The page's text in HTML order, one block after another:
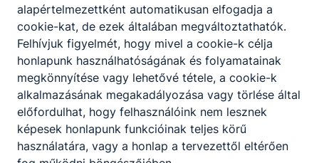
Honvédelmi verseny és szimpózium
2026.06.09-én megrendezésre került
Celldömölkön a Berzsenyi Dániel
Gimnáziumban, a II. Ungár Károly
Honvédelmi Verseny és Szimpózium.
2026. jún. 8. Karácsonyi Zoltán
alapértelmezettként automatikusan elfogadja a
cookie-kat, de ezek általában megváltoztathatók.
Felhívjuk figyelmét, hogy mivel a cookie-k célja
honlapunk használhatóságának és folyamatainak
megkönnyítése vagy lehetővé tétele, a cookie-k
alkalmazásának megakadályozása vagy törlése által
előfordulhat, hogy felhasználóink nem lesznek
képesek honlapunk funkcióinak teljes körű
használatára, vagy a honlap a tervezettől eltérően